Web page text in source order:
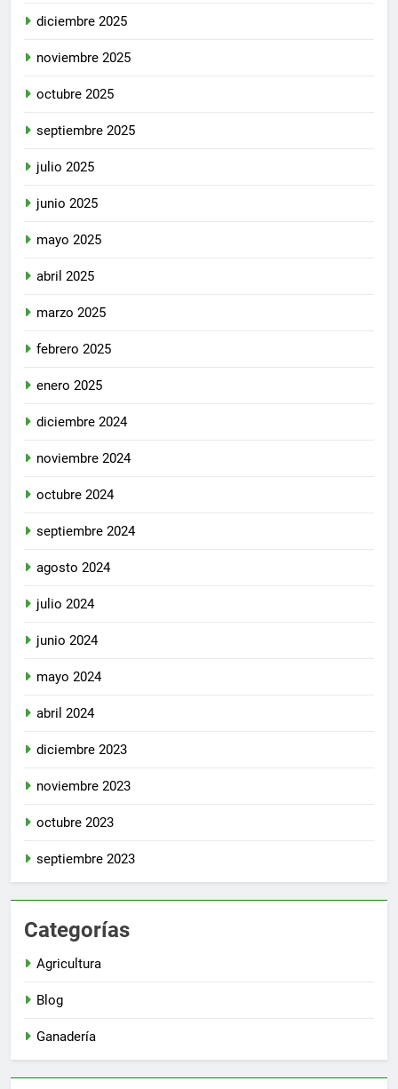
diciembre 2025
noviembre 2025
octubre 2025
septiembre 2025
julio 2025
junio 2025
mayo 2025
abril 2025
marzo 2025
febrero 2025
enero 2025
diciembre 2024
noviembre 2024
octubre 2024
septiembre 2024
agosto 2024
julio 2024
junio 2024
mayo 2024
abril 2024
diciembre 2023
noviembre 2023
octubre 2023
septiembre 2023
Categorías
Agricultura
Blog
Ganadería